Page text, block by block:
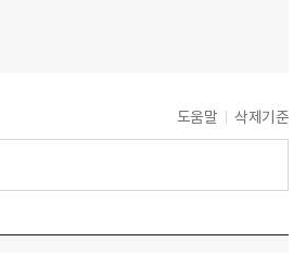
도움말 삭제기준